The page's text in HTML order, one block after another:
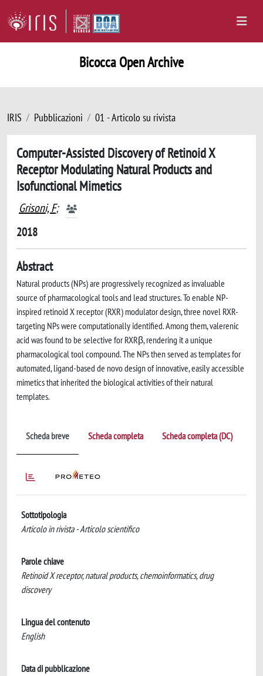
Bicocca Open Archive
IRIS Pubblicazioni 01 - Articolo su rivista
Computer-Assisted Discovery of Retinoid X
Receptor Modulating Natural Products and
Isofunctional Mimetics
Grisoni, F;
2018
Abstract
Natural products (NPs) are progressively recognized as invaluable
source of pharmacological tools and lead structures. To enable NP-
inspired retinoid X receptor (RXR) modulator design, three novel RXR-
targeting NPs were computationally identified. Among them, valerenic
acid was found to be selective for RXRβ, rendering it a unique
pharmacological tool compound. The NPs then served as templates for
automated, ligand-based de novo design of innovative, easily accessible
mimetics that inherited the biological activities of their natural
templates.
Scheda breve Scheda completa Scheda completa (DC)
Sottotipologia
Articolo in rivista - Articolo scientifico
Parole chiave
Retinoid X receptor, natural products, chemoinformatics, drug
discovery
Lingua del contenuto
English
Data di pubblicazione